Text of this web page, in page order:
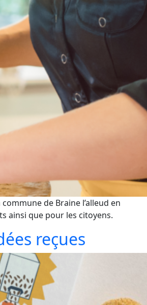
de Braine l’alleud en
ainsi que pour les citoyens.
reçues